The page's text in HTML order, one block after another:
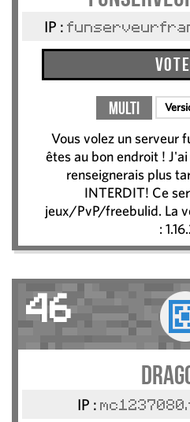
IP :
Multi
Vous volez un serveur
êtes au bon endroit !
renseignerais plus
INTERDIT! Ce
jeux/PvP/freebulid. La
:
46
IP :